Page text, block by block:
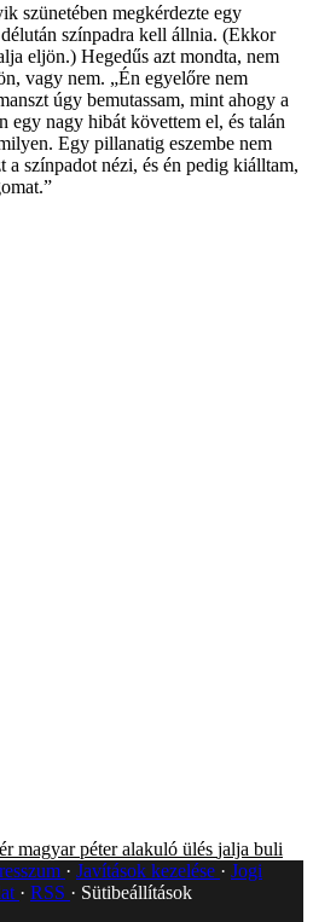
szünetében megkérdezte egy
színpadra kell állnia. (Ekkor
eljön.) Hegedűs azt mondta, nem
vagy nem. „Én egyelőre nem
úgy bemutassam, mint ahogy a
egy nagy hibát követtem el, és talán
Egy pillanatig eszembe nem
a színpadot nézi, és én pedig kiálltam,
magyar péter alakuló ülés jalja buli
Javítások kezelése
Jogi
RSS
Sütibeállítások